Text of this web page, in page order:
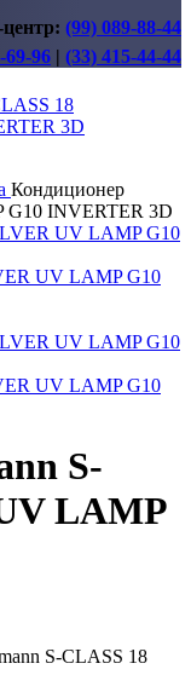
(99) 089-88-44
69-96 | (33) 415-44-44
Кондиционер
G10 INVERTER 3D
UV LAMP G10
UV LAMP G10
S-
LAMP
S-CLASS 18